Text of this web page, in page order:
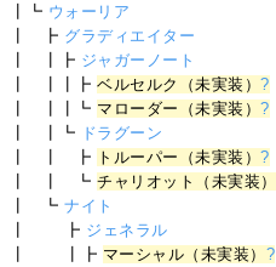
┃┗ ウォーリア
┃ ┣ グラディエイター
┃ ┃┣ ジャガーノート
┃ ┃┃┣ベルセルク（未実装）?
┃ ┃┃┗ マローダー（未実装）?
┃ ┃┗ ドラグーン
┃ ┃ ┣ トルーパー（未実装）?
┃ ┃ ┗チャリオット（未実装）
┃ ┗ナイト
┃ ┣ ジェネラル
┃ ┃┣ マーシャル（未実装） ?